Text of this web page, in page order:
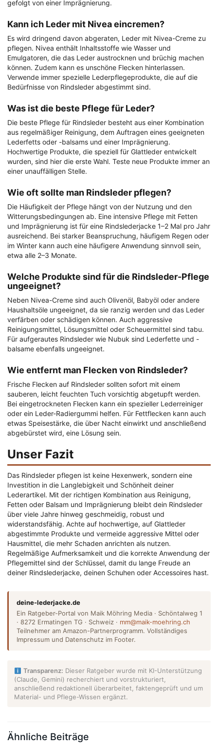
gefolgt von einer Imprägnierung.
Kann ich Leder mit Nivea eincremen?
Es wird dringend davon abgeraten, Leder mit Nivea-Creme zu
pflegen. Nivea enthält Inhaltsstoffe wie Wasser und
Emulgatoren, die das Leder austrocknen und brüchig machen
können. Zudem kann es unschöne Flecken hinterlassen.
Verwende immer spezielle Lederpflegeprodukte, die auf die
Bedürfnisse von Rindsleder abgestimmt sind.
Was ist die beste Pflege für Leder?
Die beste Pflege für Rindsleder besteht aus einer Kombination
aus regelmäßiger Reinigung, dem Auftragen eines geeigneten
Lederfetts oder -balsams und einer Imprägnierung.
Hochwertige Produkte, die speziell für Glattleder entwickelt
wurden, sind hier die erste Wahl. Teste neue Produkte immer an
einer unauffälligen Stelle.
Wie oft sollte man Rindsleder pflegen?
Die Häufigkeit der Pflege hängt von der Nutzung und den
Witterungsbedingungen ab. Eine intensive Pflege mit Fetten
und Imprägnierung ist für eine Rindslederjacke 1–2 Mal pro Jahr
ausreichend. Bei starker Beanspruchung, häufigem Regen oder
im Winter kann auch eine häufigere Anwendung sinnvoll sein,
etwa alle 2–3 Monate.
Welche Produkte sind für die Rindsleder-Pflege
ungeeignet?
Neben Nivea-Creme sind auch Olivenöl, Babyöl oder andere
Haushaltsöle ungeeignet, da sie ranzig werden und das Leder
verfärben oder schädigen können. Auch aggressive
Reinigungsmittel, Lösungsmittel oder Scheuermittel sind tabu.
Für aufgerautes Rindsleder wie Nubuk sind Lederfette und -
balsame ebenfalls ungeeignet.
Wie entfernt man Flecken von Rindsleder?
Frische Flecken auf Rindsleder sollten sofort mit einem
sauberen, leicht feuchten Tuch vorsichtig abgetupft werden.
Bei eingetrockneten Flecken kann ein spezieller Lederreiniger
oder ein Leder-Radiergummi helfen. Für Fettflecken kann auch
etwas Speisestärke, die über Nacht einwirkt und anschließend
abgebürstet wird, eine Lösung sein.
Unser Fazit
Das Rindsleder pflegen ist keine Hexenwerk, sondern eine
Investition in die Langlebigkeit und Schönheit deiner
Lederartikel. Mit der richtigen Kombination aus Reinigung,
Fetten oder Balsam und Imprägnierung bleibt dein Rindsleder
über viele Jahre hinweg geschmeidig, robust und
widerstandsfähig. Achte auf hochwertige, auf Glattleder
abgestimmte Produkte und vermeide aggressive Mittel oder
Hausmittel, die mehr Schaden anrichten als nutzen.
Regelmäßige Aufmerksamkeit und die korrekte Anwendung der
Pflegemittel sind der Schlüssel, damit du lange Freude an
deiner Rindslederjacke, deinen Schuhen oder Accessoires hast.
deine-lederjacke.de
Ein Ratgeber-Portal von Maik Möhring Media · Schöntalweg 1
· 8272 Ermatingen TG · Schweiz · mm@maik-moehring.ch
Teilnehmer am Amazon-Partnerprogramm. Vollständiges
Impressum und Datenschutz im Footer.
Transparenz: Dieser Ratgeber wurde mit KI-Unterstützung
(Claude, Gemini) recherchiert und vorstrukturiert,
anschließend redaktionell überarbeitet, faktengeprüft und um
Material- und Pflege-Wissen ergänzt.
Ähnliche Beiträge